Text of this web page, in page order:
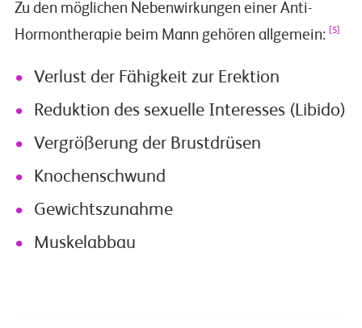
Zu den möglichen Nebenwirkungen einer Anti-
Hormontherapie beim Mann gehören allgemein:
[5]
Verlust der Fähigkeit zur Erektion
Reduktion des sexuelle Interesses (Libido)
Vergrößerung der Brustdrüsen
Knochenschwund
Gewichtszunahme
Muskelabbau